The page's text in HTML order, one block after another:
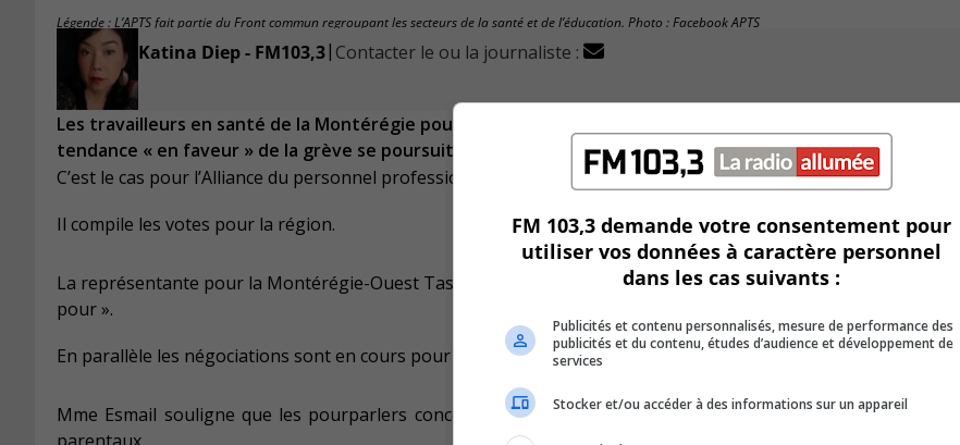
Légende : L’APTS fait partie du Front commun regroupant les secteurs de la santé et de l’éducation. Photo : Facebook APTS
Katina Diep - FM103,3| Contacter le ou la journaliste :
Les travailleurs en santé de la Montérégie pourraient participer à des moyens de pression historiques si
tendance « en faveur » de la grève se poursuit.
C’est le cas pour l’Alliance du personnel professionnel et technique de la santé (APTS).
Il compile les votes pour la région.
La représentante pour la Montérégie-Ouest Tasmine Esmail, souligne que jusqu’à présent plus de 90% des
pour ».
En parallèle les négociations sont en cours pour renouveler le contrat de travail des employés.
Mme Esmail souligne que les pourparlers concernent notamment l’augmentation de salaire, la retraite et
FM 103,3 demande votre consentement pour
utiliser vos données à caractère personnel
dans les cas suivants :
Publicités et contenu personnalisés, mesure de performance des
publicités et du contenu, études d’audience et développement de
services
Stocker et/ou accéder à des informations sur un appareil